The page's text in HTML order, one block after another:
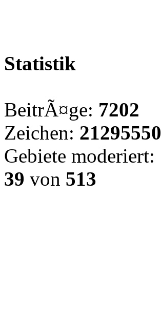
Statistik
BeitrÃ¤ge: 7202
Zeichen: 21295550
Gebiete moderiert:
39 von 513